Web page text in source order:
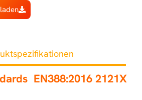
EN388:2016 2121X